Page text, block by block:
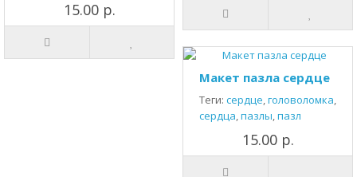
15.00 р.
Макет пазла сердце
Теги: сердце,головоломка,
сердца,пазлы,пазл
15.00 р.